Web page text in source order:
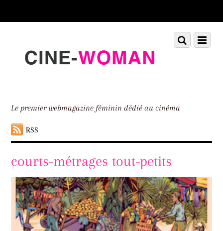
down
Le premier webmagazine féminin dédié au cinéma
RSS
Menu
Scroll
down
courts-métrages tout-petits